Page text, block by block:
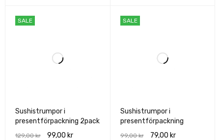
SALE
Sushistrumpor i
presentförpackning 2pack
129,00kr 99,00 kr
SALE
Sushistrumpor i
presentförpackning
99,00kr 79,00 kr